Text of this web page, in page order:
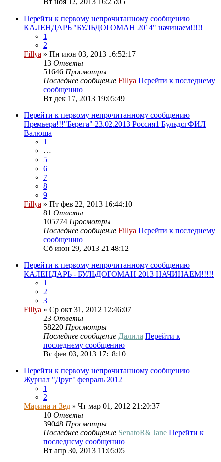
Перейти к первому непрочитанному сообщению
КАЛЕНДАРЬ "БУЛЬДОГОМАН 2014" начинаем!!!!!
1
2
Fillya » Пн июн 03, 2013 16:52:17
13 Ответы
51646 Просмотры
Последнее сообщение Fillya Перейти к последнему
сообщению
Вт дек 17, 2013 19:05:49
Перейти к первому непрочитанному сообщению
Премьера!!!"Берега" 23.02.2013 Россия1 БульдогФИЛ
Валюша
1
…
5
6
7
8
9
Fillya » Пт фев 22, 2013 16:44:10
81 Ответы
105774 Просмотры
Последнее сообщение Fillya Перейти к последнему
сообщению
Сб июн 29, 2013 21:48:12
Перейти к первому непрочитанному сообщению
КАЛЕНДАРЬ - БУЛЬДОГОМАН 2013 НАЧИНАЕМ!!!!!
1
2
3
Fillya » Ср окт 31, 2012 12:46:07
23 Ответы
58220 Просмотры
Последнее сообщение Далила Перейти к
последнему сообщению
Вс фев 03, 2013 17:18:10
Перейти к первому непрочитанному сообщению
Журнал "Друг" февраль 2012
1
2
Марина и Зед » Чт мар 01, 2012 21:20:37
10 Ответы
39048 Просмотры
Последнее сообщение SenatoR& Jane Перейти к
последнему сообщению
Вт апр 30, 2013 11:05:05